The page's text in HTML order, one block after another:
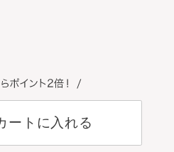
ートに入れる